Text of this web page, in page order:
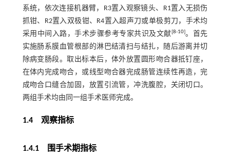
系统，依次连接机器臂，R3置入观察镜头、R1置入无损伤
抓钳、R2置入双极钳、R4置入超声刀或单极剪刀，手术均
采用中间入路，手术步骤参考专家共识及文献[8-10]。首先
实施肠系膜血管根部的淋巴结清扫与结扎，随后游离并切
除病变肠段。取出标本后，体外放置圆形吻合器抵钉座，
在体内完成吻合，或线型吻合器完成肠管连续性再造，完
成吻合口缝合加固，放置引流管，冲洗腹腔，关闭切口。
两组手术均由同一组手术医师完成。
1.4 观察指标
1.4.1 围手术期指标